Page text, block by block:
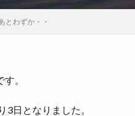
とわずか・・
。
3日となりました。